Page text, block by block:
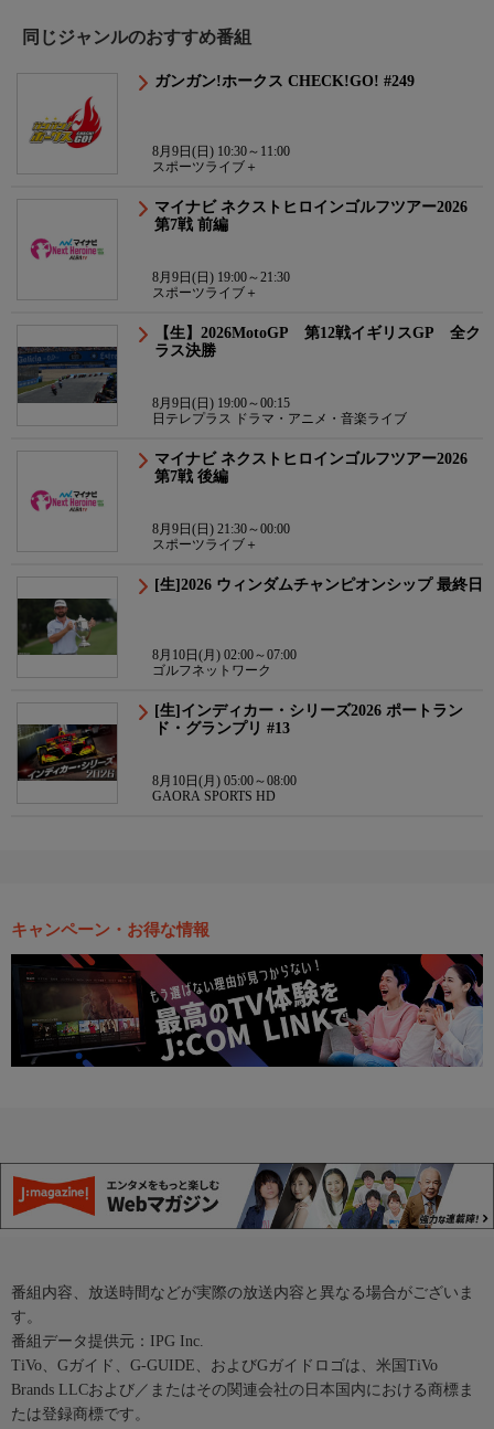
同じジャンルのおすすめ番組
ガンガン!ホークス CHECK!GO! #249
8月9日(日) 10:30～11:00
スポーツライブ＋
マイナビ ネクストヒロインゴルフツアー2026
第7戦 前編
8月9日(日) 19:00～21:30
スポーツライブ＋
【生】2026MotoGP 第12戦イギリスGP 全ク
ラス決勝
8月9日(日) 19:00～00:15
日テレプラス ドラマ・アニメ・音楽ライブ
マイナビ ネクストヒロインゴルフツアー2026
第7戦 後編
8月9日(日) 21:30～00:00
スポーツライブ＋
[生]2026 ウィンダムチャンピオンシップ 最終日
8月10日(月) 02:00～07:00
ゴルフネットワーク
[生]インディカー・シリーズ2026 ポートラン
ド・グランプリ #13
8月10日(月) 05:00～08:00
GAORA SPORTS HD
キャンペーン・お得な情報
番組内容、放送時間などが実際の放送内容と異なる場合がございま
す。
番組データ提供元：IPG Inc.
TiVo、Gガイド、G-GUIDE、およびGガイドロゴは、米国TiVo
Brands LLCおよび／またはその関連会社の日本国内における商標ま
たは登録商標です。